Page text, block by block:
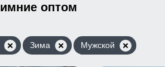
оптом
Зима Мужской